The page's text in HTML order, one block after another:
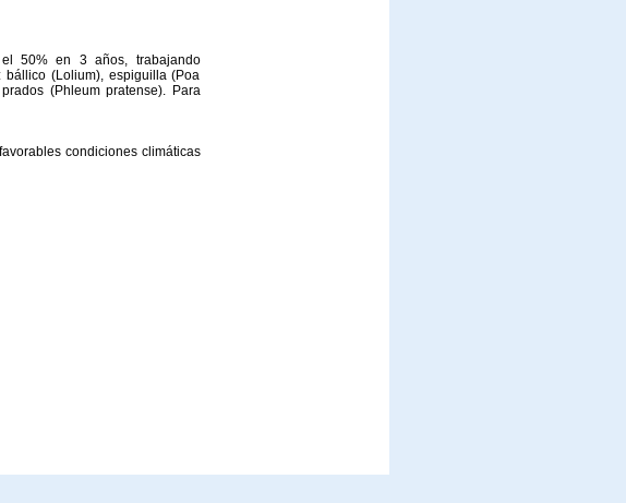
el 50% en 3 años, trabajando
(Lolium), espiguilla (Poa
(Phleum pratense). Para
condiciones climáticas